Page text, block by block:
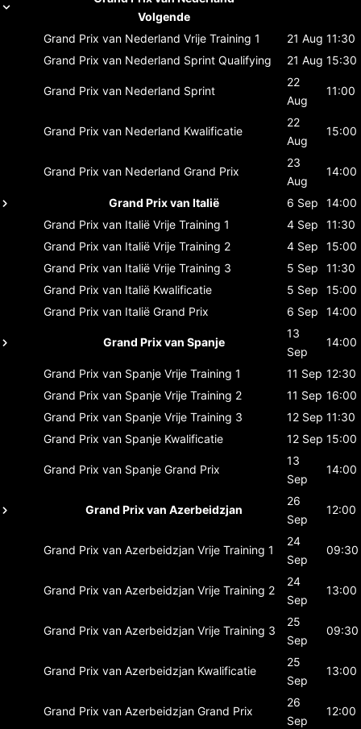
Volgende
Grand Prix van Nederland Vrije Training 1 21 Aug 11:30
Grand Prix van Nederland Sprint Qualifying 21 Aug 15:30
Grand Prix van Nederland Sprint
22
Aug
11:00
Grand Prix van Nederland Kwalificatie
22
Aug
15:00
Grand Prix van Nederland Grand Prix
23
Aug
14:00
Grand Prix van Italië 6 Sep
14:00
Grand Prix van Italië Vrije Training 1 4 Sep
11:30
Grand Prix van Italië Vrije Training 2 4 Sep
15:00
Grand Prix van Italië Vrije Training 3 5 Sep
11:30
Grand Prix van Italië Kwalificatie 5 Sep
15:00
Grand Prix van Italië Grand Prix 6 Sep 14:00
Grand Prix van Spanje
13
Sep
14:00
Grand Prix van Spanje Vrije Training 1 11 Sep 12:30
Grand Prix van Spanje Vrije Training 2 11 Sep 16:00
Grand Prix van Spanje Vrije Training 3 12 Sep 11:30
Grand Prix van Spanje Kwalificatie 12 Sep 15:00
Grand Prix van Spanje Grand Prix
13
Sep
14:00
Grand Prix van Azerbeidzjan
26
Sep
12:00
Grand Prix van Azerbeidzjan Vrije Training 1
24
Sep
09:30
Grand Prix van Azerbeidzjan Vrije Training 2
24
Sep
13:00
Grand Prix van Azerbeidzjan Vrije Training 3
25
Sep
09:30
Grand Prix van Azerbeidzjan Kwalificatie
25
Sep
13:00
Grand Prix van Azerbeidzjan Grand Prix
26
Sep
12:00